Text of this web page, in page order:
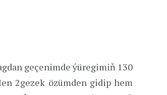
geçenimde ýüregimiň 130
2gezek özümden gidip hem